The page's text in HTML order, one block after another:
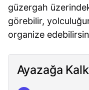
güzergah
görebilir,
organize
Ayazağa